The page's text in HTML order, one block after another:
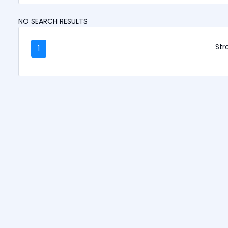
NO SEARCH RESULTS
1